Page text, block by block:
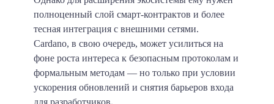
полноценный слой смарт-контрактов и более
тесная интеграция с внешними сетями.
Cardano, в свою очередь, может усилиться на
фоне роста интереса к безопасным протоколам и
формальным методам — но только при условии
ускорения обновлений и снятия барьеров входа
для разработчиков.